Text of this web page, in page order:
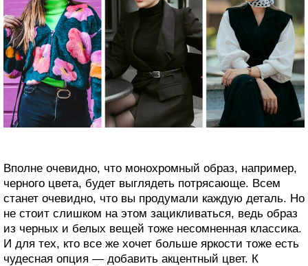
Вполне очевидно, что монохромный образ, например,
черного цвета, будет выглядеть потрясающе. Всем
станет очевидно, что вы продумали каждую деталь. Но
не стоит слишком на этом зацикливаться, ведь образ
из черных и белых вещей тоже несомненная классика.
И для тех, кто все же хочет больше яркости тоже есть
чудесная опция — добавить акцентный цвет. К